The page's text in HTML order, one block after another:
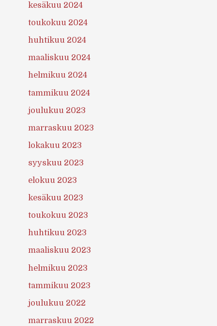
kesäkuu 2024
toukokuu 2024
huhtikuu 2024
maaliskuu 2024
helmikuu 2024
tammikuu 2024
joulukuu 2023
marraskuu 2023
lokakuu 2023
syyskuu 2023
elokuu 2023
kesäkuu 2023
toukokuu 2023
huhtikuu 2023
maaliskuu 2023
helmikuu 2023
tammikuu 2023
joulukuu 2022
marraskuu 2022